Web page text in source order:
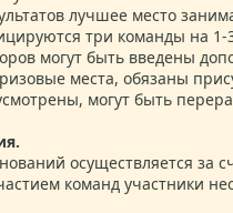
лучшее место
три команды на
могут быть введены
места, обязаны
могут быть
осуществляется за
команд участники